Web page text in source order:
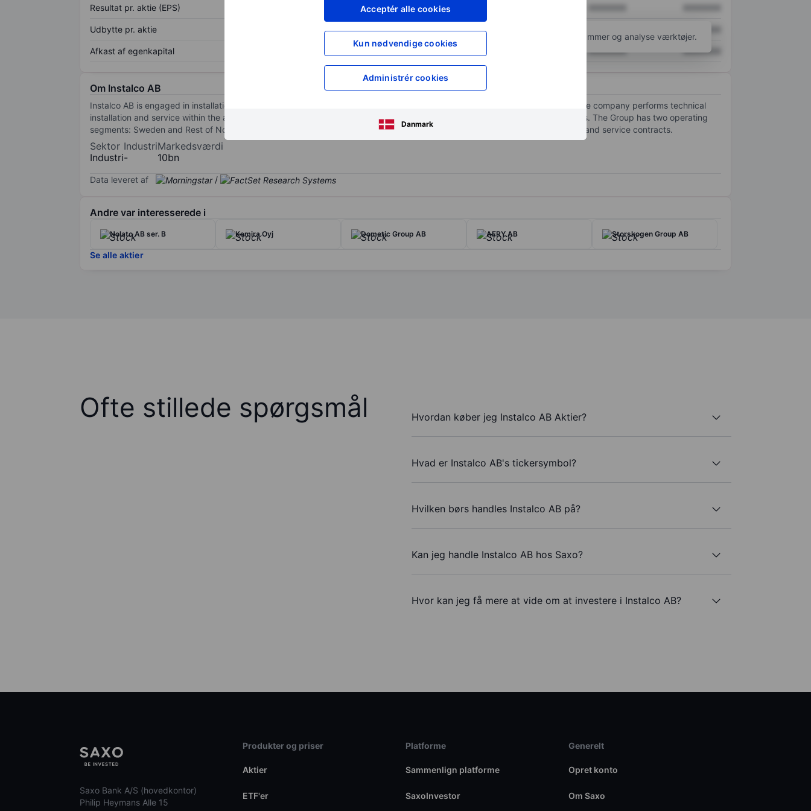
Acceptér alle cookies
Kun nødvendige cookies
Administrér cookies
Danmark
Resultat pr. aktie (EPS) XXXXXXX
Udbytte pr. aktie XXXXXXX
Afkast af egenkapital XXXXXXX XXXXXXX XXXXXXX
for at få adgang til flere diagrammer og analyse værktøjer.
Om Instalco AB
Instalco AB is engaged in installation, service and maintenance of real estate and facilities in Sweden, Norway and Finland. The company performs technical
installation and service within the areas of electrical, heating and plumbing systems, as well as ventilation and cooling systems. The Group has two operating
segments: Sweden and Rest of Nordics. Its revenue stems from sales of the execution of installations, construction contracts and service contracts.
Sektor
Industri
Industri
-
Markedsværdi
10bn
Data leveret af /
Andre var interesserede i
Nolato AB ser. B Kemira Oyj Dometic Group AB AFRY AB Storskogen Group AB
Se alle aktier
Ofte stillede spørgsmål Hvordan køber jeg Instalco AB Aktier?
Hvad er Instalco AB's tickersymbol?
Hvilken børs handles Instalco AB på?
Kan jeg handle Instalco AB hos Saxo?
Hvor kan jeg få mere at vide om at investere i Instalco AB?
Saxo Bank A/S (hovedkontor)
Philip Heymans Alle 15
Produkter og priser
Aktier
ETF'er
Platforme
Sammenlign platforme
SaxoInvestor
Generelt
Opret konto
Om Saxo